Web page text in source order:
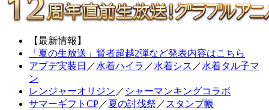
【最新情報】
「夏の生放送」賢者超越2弾など発表内容はこちら
アプデ実装日 ／水着ハイラ ／水着シス ／水着タル子マ
ン
レンジャーオリジン ／ シャーマンキングコラボ
サマーギフトCP／夏の討伐祭 ／ スタンプ帳